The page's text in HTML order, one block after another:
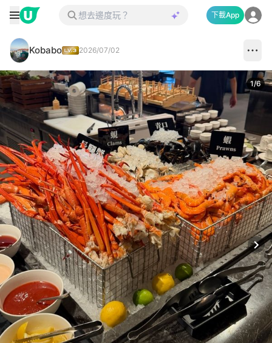
下載App
Kobabo 2026/07/02
1/6